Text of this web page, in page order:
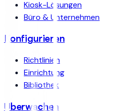
Kiosk-Lösungen
Büro & Unternehmen
Konfigurieren
Richtlinien
Einrichtung
Bibliothek
Überwachen